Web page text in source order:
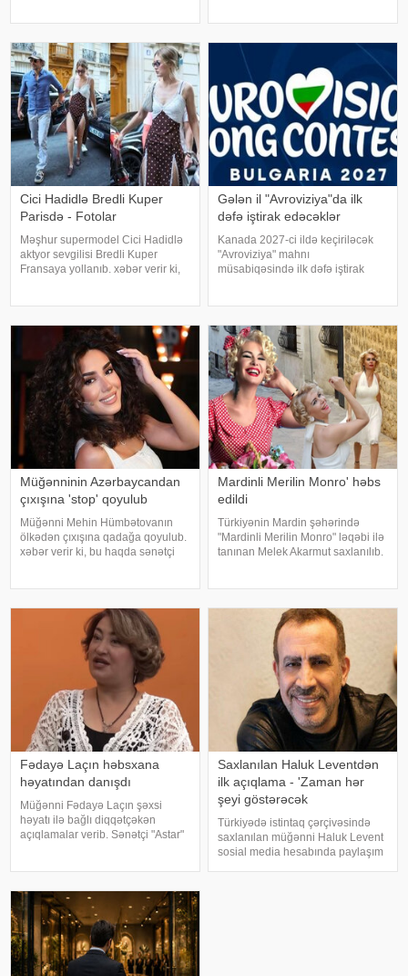
köçəcəyik. Amma köçməyin d
vaxtda həyata keçirilə
Cici Hadidlə Bredli Kuper
Parisdə - Fotolar
Məşhur supermodel Cici Hadidlə
aktyor sevgilisi Bredli Kuper
Fransaya yollanıb. xəbər verir ki,
Malikdən ayrıldıqdan sonra Cicini
Gələn il "Avroviziya"da ilk
dəfə iştirak edəcəklər
Kanada 2027-ci ildə keçiriləcək
"Avroviziya" mahnı
müsabiqəsində ilk dəfə iştirak
Kanada 2015-ci ildə yarışmay
Müğənninin Azərbaycandan
çıxışına 'stop' qoyulub
Müğənni Mehin Hümbətovanın
ölkədən çıxışına qadağa qoyulub.
xəbər verir ki, bu haqda sənətçi
bilmirəm. "Stop"u
Mardinli Merilin Monro' həbs
edildi
Türkiyənin Mardin şəhərində
"Mardinli Merilin Monro" ləqəbi ilə
tanınan Melek Akarmut saxlanılıb.
tərkibli olduğ
Fədayə Laçın həbsxana
həyatından danışdı
Müğənni Fədayə Laçın şəxsi
həyatı ilə bağlı diqqətçəkən
açıqlamalar verib. Sənətçi "Astar"
xəyanət etdikdən sonra
valideynlər
Saxlanılan Haluk Leventdən
ilk açıqlama - 'Zaman hər
şeyi göstərəcək
Türkiyədə istintaq çərçivəsində
saxlanılan müğənni Haluk Levent
sosial media hesabında paylaşım